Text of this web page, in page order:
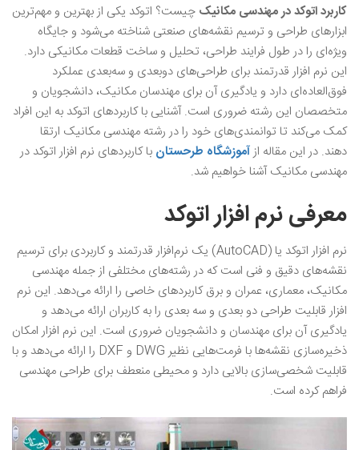
کاربرد اتوکد در مهندسی مکانیک چیست؟ اتوکد یکی از بهترین و مهم‌ترین
ابزارهای طراحی و ترسیم نقشه‌های صنعتی شناخته می‌شود و جایگاه
ویژه‌ای را در طول فرایند طراحی، تحلیل و ساخت قطعات مکانیکی دارد.
این نرم افزار قدرتمند برای طراحی‌های دوبعدی و سه‌بعدی عملکرد
فوق‌العاده‌ای دارد و یادگیری آن برای مهندسان مکانیک، دانشجویان و
متخصصان این رشته ضروری است. آشنایی با کاربردهای اتوکد به این افراد
کمک می‌کند تا توانمندی‌های خود را در رشته مهندسی مکانیک ارتقا
دهند. در این مقاله ازآموزشگاه طرحستان با کاربردهای نرم افزار اتوکد در
مهندسی مکانیک آشنا خواهیم شد.
معرفی نرم افزار اتوکد
نرم افزار اتوکد یا (AutoCAD) یک نرم‌افزار قدرتمند و کاربردی برای ترسیم
نقشه‌های دقیق و فنی است که در رشته‌های مختلفی از جمله مهندسی
مکانیک، معماری، عمران و برق کاربردهای خاصی را ارائه می‌دهد. این نرم
افزار قابلیت طراحی دو بعدی و سه بعدی را به کاربران ارائه می‌دهد و
یادگیری آن برای مهندسان و دانشجویان ضروری است. این نرم افزار امکان
ذخیره‌سازی نقشه‌ها با فرمت‌هایی نظیر DWG و DXF را ارائه می‌دهد و با
قابلیت شخصی‌سازی بالایی دارد و محیطی منعطف برای طراحی مهندسی
فراهم کرده است.